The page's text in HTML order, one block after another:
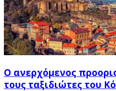
Ο ανερχόμενος
τους ταξιδιώτες του